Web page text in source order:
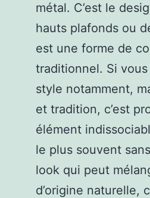
métal. C’est le
hauts plafonds ou
est une forme de
traditionnel. Si
style notamment,
et tradition, c’est
élément
le plus souvent
look qui peut
d’origine naturelle,